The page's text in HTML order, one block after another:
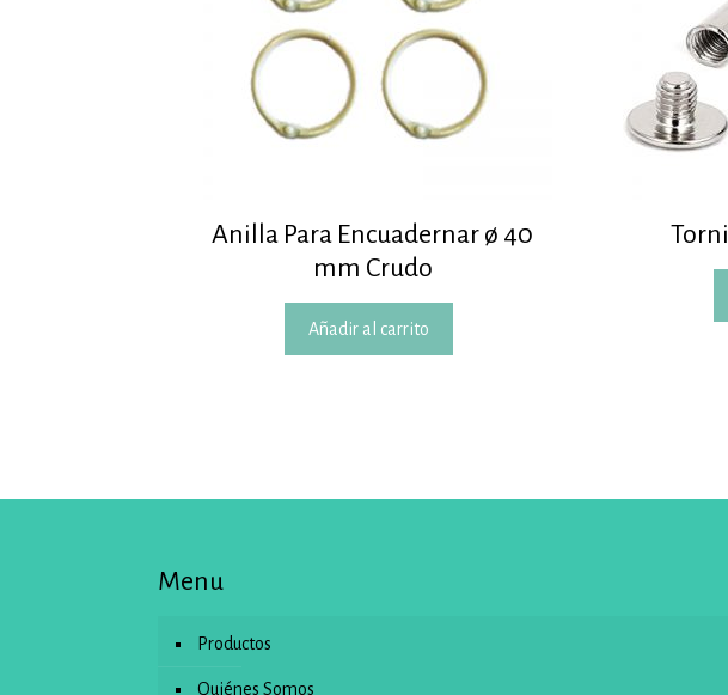
Anilla Para Encuadernar ø 40
mm Crudo
Añadir al carrito
Menu
Productos
Quiénes Somos